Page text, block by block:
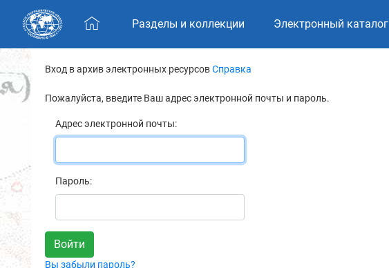
Skip navigation
Разделы и коллекции Электронный каталог
Вход в архив электронных ресурсовСправка
Пожалуйста, введите Ваш адрес электронной почты и пароль.
Адрес электронной почты:
Пароль:
Вы забыли пароль?